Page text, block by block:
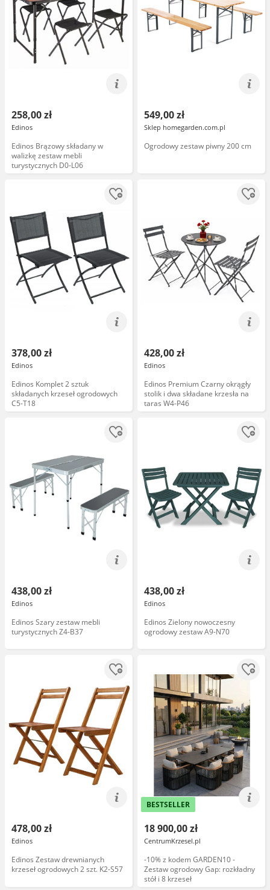
258,00 zł
Edinos
Edinos Brązowy składany w
walizkę zestaw mebli
turystycznych D0-L06
549,00 zł
Sklep homegarden.com.pl
Ogrodowy zestaw piwny 200 cm
378,00 zł
Edinos
Edinos Komplet 2 sztuk
składanych krzeseł ogrodowych
C5-T18
428,00 zł
Edinos
Edinos Premium Czarny okrągły
stolik i dwa składane krzesła na
taras W4-P46
438,00 zł
Edinos
Edinos Szary zestaw mebli
turystycznych Z4-B37
438,00 zł
Edinos
Edinos Zielony nowoczesny
ogrodowy zestaw A9-N70
478,00 zł
Edinos
Edinos Zestaw drewnianych
krzeseł ogrodowych 2 szt. K2-S57
BESTSELLER
18 900,00 zł
CentrumKrzesel.pl
-10% z kodem GARDEN10 -
Zestaw ogrodowy Gap: rozkładny
stół i 8 krzeseł